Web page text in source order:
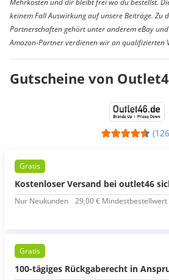
Mehrkosten und dir bleibt frei wo du bestellst.
keinem Fall Auswirkung auf unsere Beiträge.
Partnerschaften gehört unter anderem eBay
Amazon-Partner verdienen wir an qualifizierten
Gutscheine von
Gratis
Kostenloser Versand bei outlet46
Nur Neukunden 29,00 € Mindestbestellwert
Gratis
100-tägiges Rückgaberecht in